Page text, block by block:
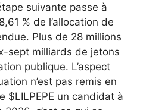
suivante passe à
% de l’allocation de
Plus de 28 millions
sept milliards de jetons
publique. L’aspect
n’est pas remis en
$LILPEPE un candidat à